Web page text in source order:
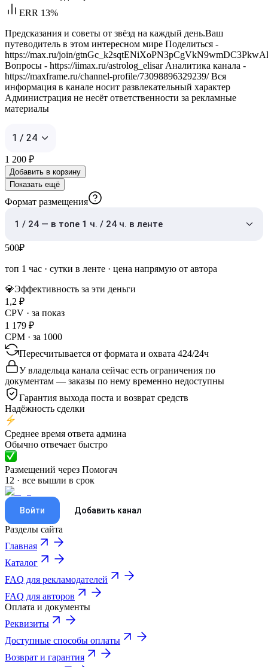
ERR 13%
Предсказания и советы от звёзд на каждый день.Ваш
путеводитель в этом интересном мире Поделиться -
https://max.ru/join/
Вопросы - https://iimax.ru/astrolog_elisar Аналитика канала -
https://maxframe.ru/channel-profile/73098896329239/ Вся
информация в канале носит развлекательный характер
Администрация не несёт ответственности за рекламные
материалы
1 / 24
1 200 ₽
Добавить в корзину
Показать ещё
Формат размещения
1 / 24 — в топе 1 ч. / 24 ч. в ленте
500₽
топ 1 час · сутки в ленте · цена напрямую от автора
💎Эффективность за эти деньги
1,2 ₽
CPV · за показ
1 179 ₽
CPM · за 1000
Пересчитывается от формата и охвата 424/24ч
У владельца канала сейчас есть ограничения по
документам — заказы по нему временно недоступны
Гарантия выхода поста и возврат средств
Надёжность сделки
Среднее время ответа админа
Обычно отвечает быстро
Размещений через Помогач
12 · все вышли в срок
Войти Добавить канал
Разделы сайта
Главная
Каталог
FAQ для рекламодателей
FAQ для авторов
Оплата и документы
Реквизиты
Доступные способы оплаты
Возврат и гарантия